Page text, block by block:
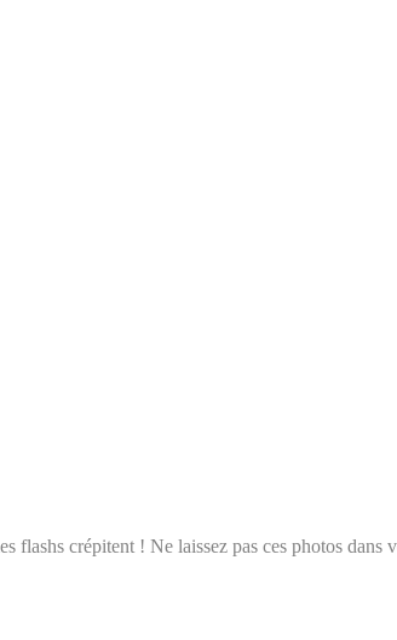
flashs crépitent ! Ne laissez pas ces photos